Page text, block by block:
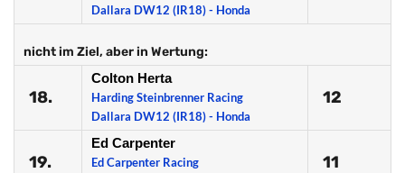
Dallara DW12 (IR18) - Honda
nicht im Ziel, aber in Wertung:
18.
Colton Herta
Harding Steinbrenner Racing
Dallara DW12 (IR18) - Honda
12
19.
Ed Carpenter
Ed Carpenter Racing
11